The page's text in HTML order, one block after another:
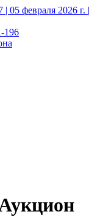
февраля 2026 г. |
196